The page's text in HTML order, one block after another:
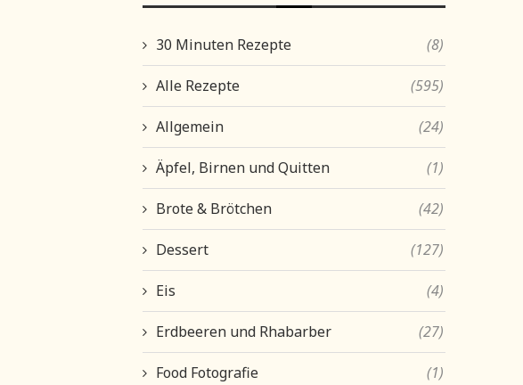
30 Minuten Rezepte (8)
Alle Rezepte (595)
Allgemein (24)
Äpfel, Birnen und Quitten (1)
Brote & Brötchen (42)
Dessert (127)
Eis (4)
Erdbeeren und Rhabarber (27)
Food Fotografie (1)